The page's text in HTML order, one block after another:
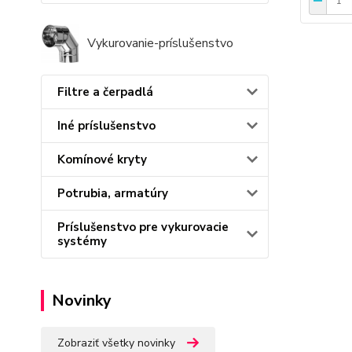
Vykurovanie-príslušenstvo
Filtre a čerpadlá
Iné príslušenstvo
Komínové kryty
Potrubia, armatúry
Príslušenstvo pre vykurovacie
systémy
Novinky
Zobraziť všetky novinky